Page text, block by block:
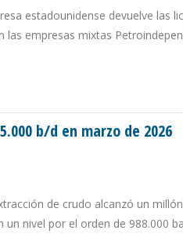
estadounidense devuelve las
empresas mixtas
b/d en marzo de 2026
de crudo alcanzó un
nivel por el orden de 988.000